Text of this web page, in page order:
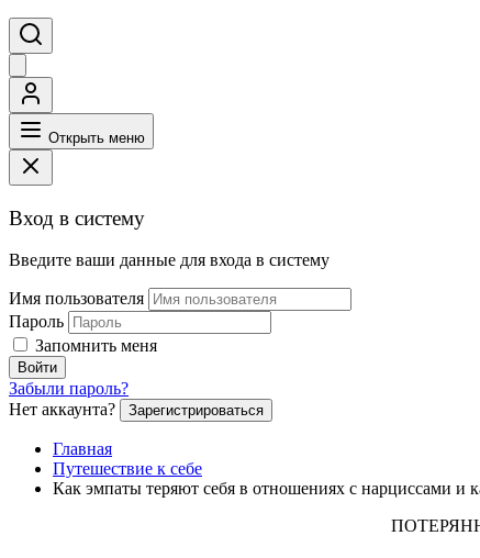
Открыть меню
Вход в систему
Введите ваши данные для входа в систему
Имя пользователя
Пароль
Запомнить меня
Войти
Забыли пароль?
Нет аккаунта?
Зарегистрироваться
Главная
Путешествие к себе
Как эмпаты теряют себя в отношениях с нарциссами и